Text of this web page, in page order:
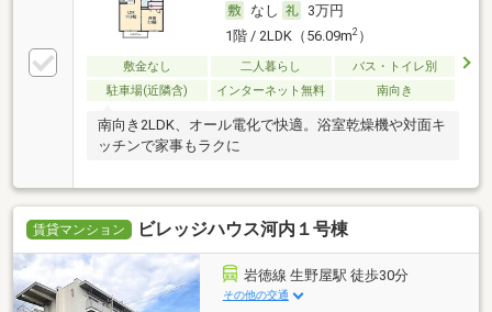
なし
3万円
1階 / 2LDK（56.09m2）
敷金なし 二人暮らし
バス・トイレ別
駐車場(近隣含)
インターネット無料 南向き
南向き2LDK、オール電化で快適。浴室乾燥機や対面キ
ッチンで家事もラクに
賃貸マンション ビレッジハウス河内１号棟
岩徳線 生野屋駅 徒歩30分
その他の交通